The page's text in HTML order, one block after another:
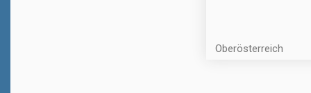
Oberösterreich